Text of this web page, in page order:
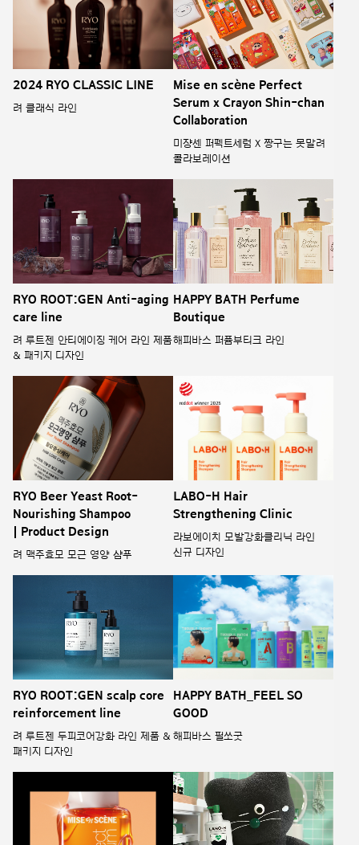
2024 RYO CLASSIC LINE
려 클래식 라인
Mise en scène Perfect
Serum x Crayon Shin-chan
Collaboration
미쟝센 퍼펙트세럼 X 짱구는 못말려
콜라보레이션
RYO ROOT:GEN Anti-aging
care line
려 루트젠 안티에이징 케어 라인 제품
& 패키지 디자인
HAPPY BATH Perfume
Boutique
해피바스 퍼퓸부티크 라인
RYO Beer Yeast Root-
Nourishing Shampoo
| Product Design
려 맥주효모 모근 영양 샴푸
LABO-H Hair
Strengthening Clinic
라보에이치 모발강화클리닉 라인
신규 디자인
RYO ROOT:GEN scalp core
reinforcement line
려 루트젠 두피코어강화 라인 제품 &
패키지 디자인
HAPPY BATH_FEEL SO
GOOD
해피바스 필쏘굿